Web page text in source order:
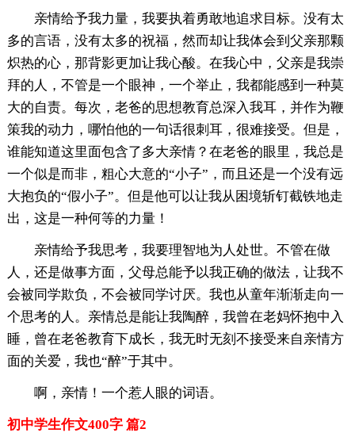
亲情给予我力量，我要执着勇敢地追求目标。没有太
多的言语，没有太多的祝福，然而却让我体会到父亲那颗
炽热的心，那背影更加让我心酸。在我心中，父亲是我崇
拜的人，不管是一个眼神，一个举止，我都能感到一种莫
大的自责。每次，老爸的思想教育总深入我耳，并作为鞭
策我的动力，哪怕他的一句话很刺耳，很难接受。但是，
谁能知道这里面包含了多大亲情？在老爸的眼里，我总是
一个似是而非，粗心大意的“小子”，而且还是一个没有远
大抱负的“假小子”。但是他可以让我从困境斩钉截铁地走
出，这是一种何等的力量！
亲情给予我思考，我要理智地为人处世。不管在做
人，还是做事方面，父母总能予以我正确的做法，让我不
会被同学欺负，不会被同学讨厌。我也从童年渐渐走向一
个思考的人。亲情总是能让我陶醉，我曾在老妈怀抱中入
睡，曾在老爸教育下成长，我无时无刻不接受来自亲情方
面的关爱，我也“醉”于其中。
啊，亲情！一个惹人眼的词语。
初中学生作文400字 篇2